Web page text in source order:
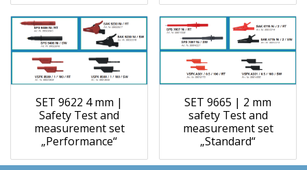
SET 9622 4 mm |
Safety Test and
measurement set
„Performance“
SET 9665 | 2 mm
safety Test and
measurement set
„Standard“